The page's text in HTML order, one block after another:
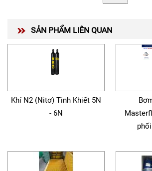
SẢN PHẨM LIÊN QUAN
Khí N2 (Nitơ) Tinh Khiết 5N
- 6N